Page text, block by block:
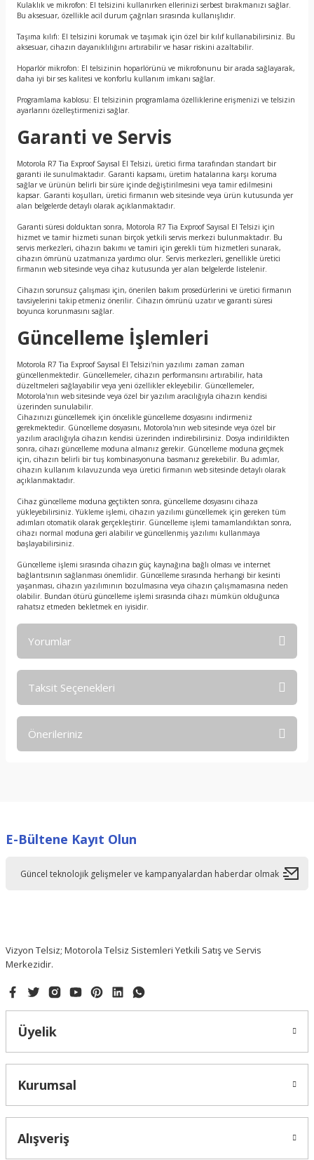
Kulaklık ve mikrofon: El telsizini kullanırken ellerinizi serbest bırakmanızı sağlar.
Bu aksesuar, özellikle acil durum çağrıları sırasında kullanışlıdır.
Taşıma kılıfı: El telsizini korumak ve taşımak için özel bir kılıf kullanabilirsiniz. Bu
aksesuar, cihazın dayanıklılığını artırabilir ve hasar riskini azaltabilir.
Hoparlör mikrofon: El telsizinin hoparlörünü ve mikrofonunu bir arada sağlayarak,
daha iyi bir ses kalitesi ve konforlu kullanım imkanı sağlar.
Programlama kablosu: El telsizinin programlama özelliklerine erişmenizi ve telsizin
ayarlarını özelleştirmenizi sağlar.
Garanti ve Servis
Motorola R7 Tia Exproof Sayısal El Telsizi, üretici firma tarafından standart bir
garanti ile sunulmaktadır. Garanti kapsamı, üretim hatalarına karşı koruma
sağlar ve ürünün belirli bir süre içinde değiştirilmesini veya tamir edilmesini
kapsar. Garanti koşulları, üretici firmanın web sitesinde veya ürün kutusunda yer
alan belgelerde detaylı olarak açıklanmaktadır.
Garanti süresi dolduktan sonra, Motorola R7 Tia Exproof Sayısal El Telsizi için
hizmet ve tamir hizmeti sunan birçok yetkili servis merkezi bulunmaktadır. Bu
servis merkezleri, cihazın bakımı ve tamiri için gerekli tüm hizmetleri sunarak,
cihazın ömrünü uzatmanıza yardımcı olur. Servis merkezleri, genellikle üretici
firmanın web sitesinde veya cihaz kutusunda yer alan belgelerde listelenir.
Cihazın sorunsuz çalışması için, önerilen bakım prosedürlerini ve üretici firmanın
tavsiyelerini takip etmeniz önerilir. Cihazın ömrünü uzatır ve garanti süresi
boyunca korunmasını sağlar.
Güncelleme İşlemleri
Motorola R7 Tia Exproof Sayısal El Telsizi'nin yazılımı zaman zaman
güncellenmektedir. Güncellemeler, cihazın performansını artırabilir, hata
düzeltmeleri sağlayabilir veya yeni özellikler ekleyebilir. Güncellemeler,
Motorola'nın web sitesinde veya özel bir yazılım aracılığıyla cihazın kendisi
üzerinden sunulabilir.
Cihazınızı güncellemek için öncelikle güncelleme dosyasını indirmeniz
gerekmektedir. Güncelleme dosyasını, Motorola'nın web sitesinde veya özel bir
yazılım aracılığıyla cihazın kendisi üzerinden indirebilirsiniz. Dosya indirildikten
sonra, cihazı güncelleme moduna almanız gerekir. Güncelleme moduna geçmek
için, cihazın belirli bir tuş kombinasyonuna basmanız gerekebilir. Bu adımlar,
cihazın kullanım kılavuzunda veya üretici firmanın web sitesinde detaylı olarak
açıklanmaktadır.
Cihaz güncelleme moduna geçtikten sonra, güncelleme dosyasını cihaza
yükleyebilirsiniz. Yükleme işlemi, cihazın yazılımı güncellemek için gereken tüm
adımları otomatik olarak gerçekleştirir. Güncelleme işlemi tamamlandıktan sonra,
cihazı normal moduna geri alabilir ve güncellenmiş yazılımı kullanmaya
başlayabilirsiniz.
Güncelleme işlemi sırasında cihazın güç kaynağına bağlı olması ve internet
bağlantısının sağlanması önemlidir. Güncelleme sırasında herhangi bir kesinti
yaşanması, cihazın yazılımının bozulmasına veya cihazın çalışmamasına neden
olabilir. Bundan ötürü güncelleme işlemi sırasında cihazı mümkün olduğunca
rahatsız etmeden bekletmek en iyisidir.
Yorumlar
Taksit Seçenekleri
Önerileriniz
Ürün resmi kalitesiz, bozuk veya görüntülenemiyor.
E-Bültene Kayıt Olun
Vizyon Telsiz; Motorola Telsiz Sistemleri Yetkili Satış ve Servis
Merkezidir.
Üyelik
Kurumsal
Alışveriş